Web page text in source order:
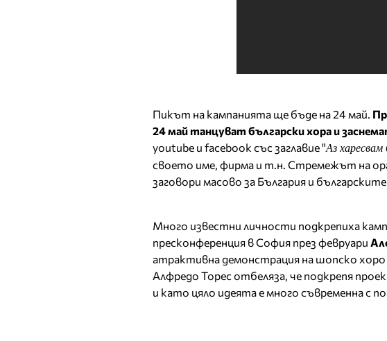
Пикът на кампанията ще бъде на 24 май.
24 май танцуват български хора и
youtube и facebook със заглавие "Аз
своето име, фирма и т.н. Стремежът на
заговори масово за България и
Много известни личности подкрепиха
пресконференция в София през февруари
атрактивна демонстрация на шопско хоро
Алфредо Торес отбеляза, че подкрепя
и като цяло идеята е много съвременна с